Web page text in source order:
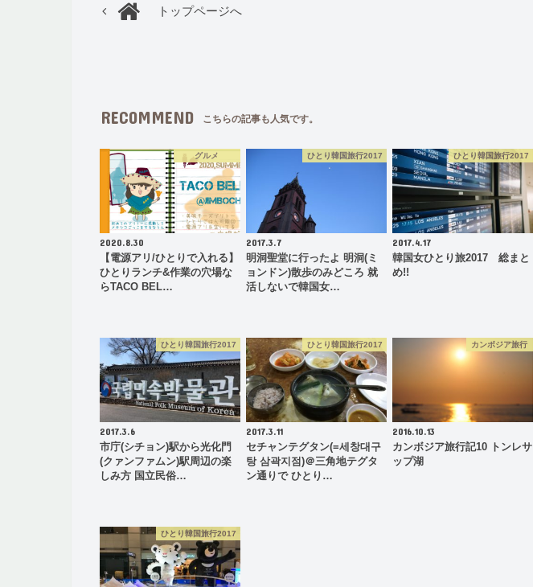
トップページへ
RECOMMEND こちらの記事も人気です。
グルメ
2020.8.30
【電源アリ/ひとりで入れる】
ひとりランチ&作業の穴場な
らTACO BEL…
ひとり韓国旅行2017
2017.3.7
明洞聖堂に行ったよ 明洞(ミ
ョンドン)散歩のみどころ 就
活しないで韓国女…
ひとり韓国旅行2017
2017.4.17
韓国女ひとり旅2017 総まと
め!!
ひとり韓国旅行2017
2017.3.6
市庁(シチョン)駅から光化門
(クァンファムン)駅周辺の楽
しみ方 国立民俗…
ひとり韓国旅行2017
2017.3.11
セチャンテグタン(=세창대구
탕 삼곽지점)＠三角地テグタ
ン通りで ひとり…
カンボジア旅行
2016.10.13
カンボジア旅行記10 トンレサ
ップ湖
ひとり韓国旅行2017